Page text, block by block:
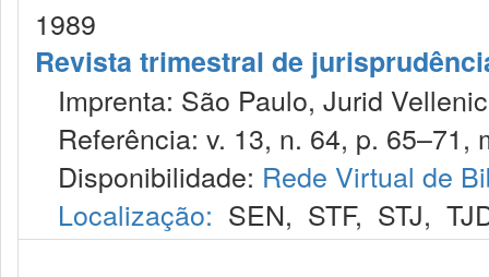
1989
Revista trimestral de
Imprenta: São Paulo, Jurid
Referência: v. 13, n. 64, p. 65–71,
Disponibilidade: Rede Virtual de
Localização: SEN, STF, STJ,